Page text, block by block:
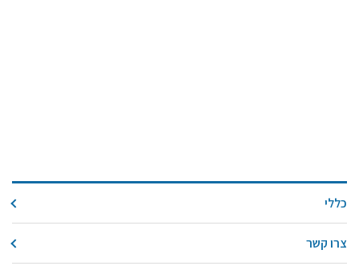
כללי
צרו קשר